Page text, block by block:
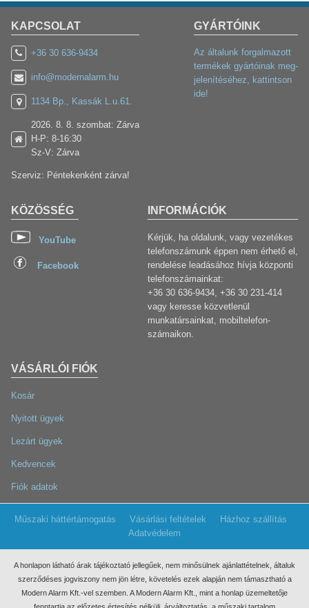
KAPCSOLAT
+36 30 636-9434
info@modernalarm.hu
1134 Bp., Kassák L.u.61.
2026. 8. 8. szombat: Zárva
H-P: 8-16:30
Sz-V: Zárva
Szerviz: Péntekenként zárva!
VÁSÁRLÓI FIÓK
Kosár
Nyitott ügyek
Lezárt ügyek
Kedvencek
Fiók adatok
KÖZÖSSÉG
YouTube
Facebook
INFORMÁCIÓK
Kérjük, ha oldalunk, vagy vezetékes
telefonszámunk éppen nem érhető el,
rendelése leadásához hívja központi
telefonszámainkat:
+36 30 636-9434, +36 30 231-414
vagy keresse közvetlenül
munkatársainkat, mobiltelefon-
számaikon.
GYÁRTÓINK
Az általunk forgalmazott
termékek gyártóinak meg-
jelenítéséhez, kattintson
ide!
Műszaki háttértámogatás Vásárlási feltételek
Házhoz szállítás
Adatvédelem
A honlapon látható árak tájékoztató jellegűek, nem minősülnek ajánlattételnek, általuk
szerződéses jogviszony nem jön létre, követelés ezek alapján nem támasztható a
Modern Alarm Kft.-vel szemben. A Modern Alarm Kft., mint a honlap üzemeltetője